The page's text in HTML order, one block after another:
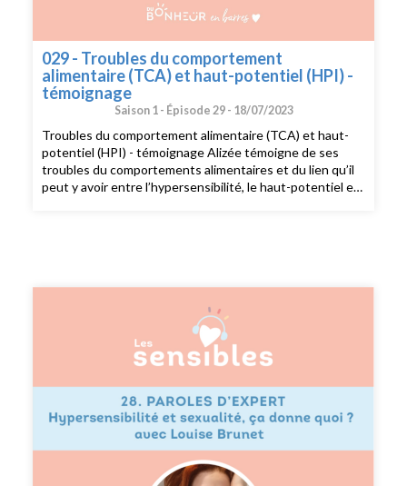
029 - Troubles du comportement
alimentaire (TCA) et haut-potentiel (HPI) -
témoignage
Saison 1 - Épisode 29 - 18/07/2023
Troubles du comportement alimentaire (TCA) et haut-
potentiel (HPI) - témoignage Alizée témoigne de ses
troubles du comportements alimentaires et du lien qu’il
peut y avoir entre l’hypersensibilité, le haut-potentiel et
moi sur Pinterest : dubonheurenbarres Recevez du
bonheur en barres dans votre boîte mail